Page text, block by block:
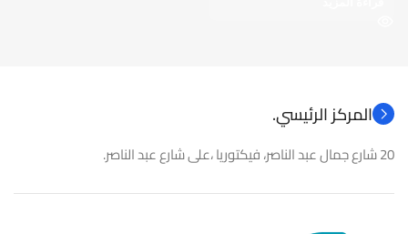
المركز الرئيسي.
20 شارع جمال عبد الناصر، فيكتوريا ،على شارع عبد الناصر.